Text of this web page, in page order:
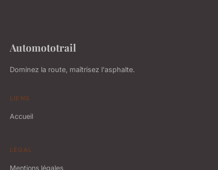
Automototrail
Dominez la route, maîtrisez l'asphalte.
LIENS
Accueil
LÉGAL
Mentions légales